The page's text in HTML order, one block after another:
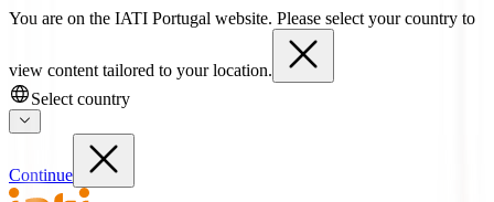
You are on the IATI Portugal website. Please select your country to
view content tailored to your location.
Select country
Continue